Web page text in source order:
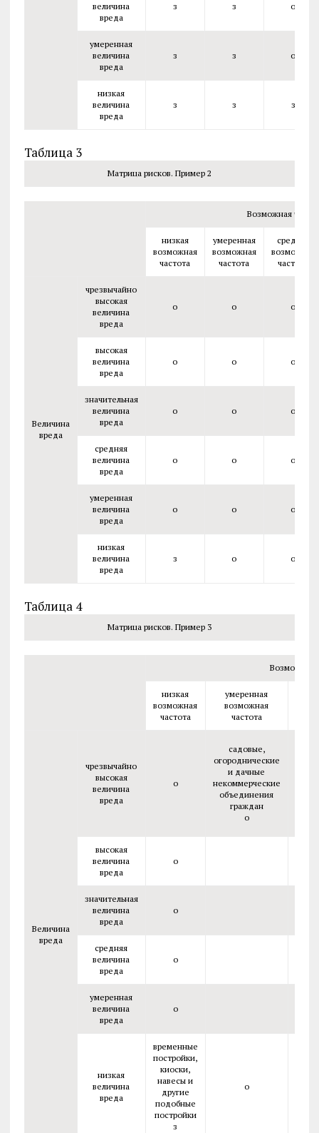
величина
вреда
з з о
умеренная
величина
вреда
з з о
низкая
величина
вреда
з з з
Таблица 3
Матрица рисков. Пример 2
Возможная
низкая
возможная
частота
умеренная
возможная
частота
средняя
возможная
частота
Величина
вреда
чрезвычайно
высокая
величина
вреда
о о о
высокая
величина
вреда
о о о
значительная
величина
вреда
о о о
средняя
величина
вреда
о о о
умеренная
величина
вреда
о о о
низкая
величина
вреда
з о о
Таблица 4
Матрица рисков. Пример 3
Возможная
низкая
возможная
частота
умеренная
возможная
частота
Величина
вреда
чрезвычайно
высокая
величина
вреда
о
садовые,
огороднические
и дачные
некоммерческие
объединения
граждан
о
высокая
величина
вреда
о
значительная
величина
вреда
о
средняя
величина
вреда
о
умеренная
величина
вреда
о
низкая
величина
вреда
временные
постройки,
киоски,
навесы и
другие
подобные
постройки
з
о